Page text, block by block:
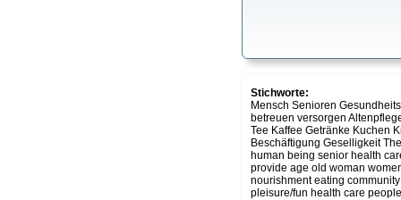
Stichworte:
Mensch Senioren
betreuen versorgen
Tee Kaffee Getränke Kuchen
Beschäftigung Geselligkeit
human being senior health
provide age old woman
nourishment eating
pleisure/fun health care